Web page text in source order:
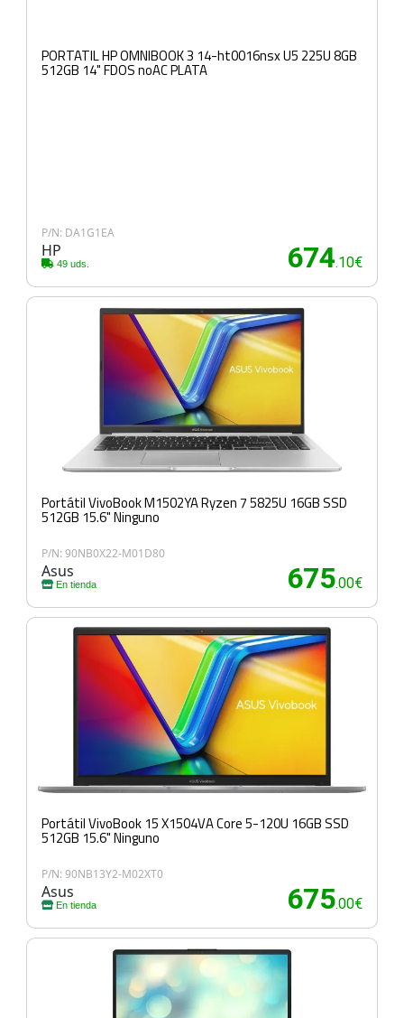
PORTATIL HP OMNIBOOK 3 14-ht0016nsx U5 225U 8GB
512GB 14" FDOS noAC PLATA
P/N: DA1G1EA
HP
49 uds. 674.10€
Portátil VivoBook M1502YA Ryzen 7 5825U 16GB SSD
512GB 15.6" Ninguno
P/N: 90NB0X22-M01D80
Asus
En tienda 675.00€
Portátil VivoBook 15 X1504VA Core 5-120U 16GB SSD
512GB 15.6" Ninguno
P/N: 90NB13Y2-M02XT0
Asus
En tienda 675.00€